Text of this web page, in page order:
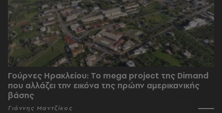
Γούρνες Ηρακλείου: To mega project της Dimand
που αλλάζει την εικόνα της πρώην αμερικανικής
βάσης
Γιάννης Μαντζίκος